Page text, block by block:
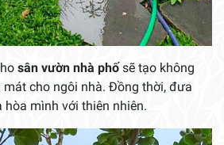
sân vườn nhà phố sẽ tạo không
cho ngôi nhà. Đồng thời, đưa
mình với thiên nhiên.